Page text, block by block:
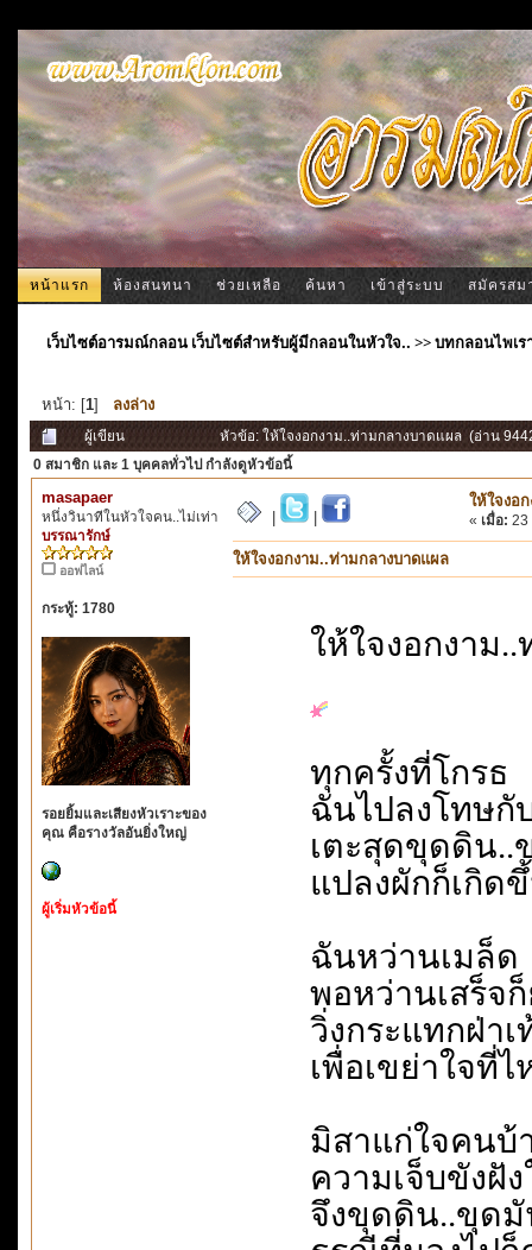
หน้าแรก ห้องสนทนา ช่วยเหลือ ค้นหา เข้าสู่ระบบ สมัครสม
เว็บไซต์อารมณ์กลอน เว็บไซต์สำหรับผู้มีกลอนในหัวใจ.. >>บทกลอนไพเร
หน้า: [1] ลงล่าง
ผู้เขียน
หัวข้อ: ให้ใจงอกงาม..ท่ามกลางบาดแผล (อ่าน
0 สมาชิก และ 1 บุคคลทั่วไป กำลังดูหัวข้อนี้
masapaer
หนึ่งวินาทีในหัวใจคน..ไม่เท่า
บรรณารักษ์
ออฟไลน์
กระทู้: 1780
รอยยิ้มและเสียงหัวเราะของ
คุณ คือรางวัลอันยิ่งใหญ่
ผู้เริ่มหัวข้อนี้
ให้ใจงอ
« เมื่อ: 23
ให้ใจงอกงาม..ท่ามกลางบาดแผล
ให้ใจงอกงาม
ทุกครั้งที่โกรธ
ฉันไปลงโทษ
เตะสุดขุดดิน
แปลงผักก็เกิด
ฉันหว่านเมล็ด
พอหว่านเสร็จ
วิ่งกระแทกฝ่าเ
เพื่อเขย่าใจที่
มิสาแก่ใจคนบ้
ความเจ็บขังฝั
จึงขุดดิน..ขุดมั